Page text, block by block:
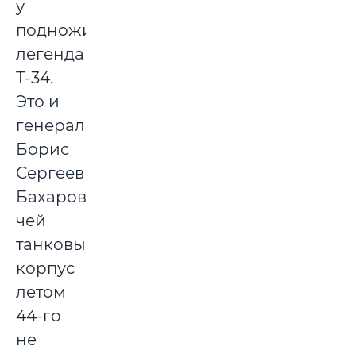
у
подножия
легендарного
Т-34.
Это и
генерал
Борис
Сергеевич
Бахаров,
чей
танковый
корпус
летом
44-го
не